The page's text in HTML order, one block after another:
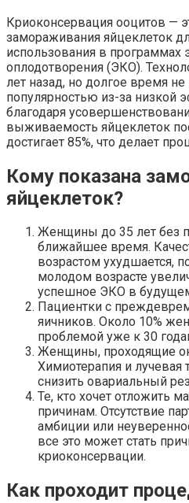
Криоконсервация ооцитов —
замораживания яйцеклеток
использования в программах
оплодотворения (ЭКО).
лет назад, но долгое время не
популярностью из-за низкой
благодаря
выживаемость яйцеклеток
достигает 85%, что делает
Кому показана
яйцеклеток?
Женщины до 35 лет без
ближайшее время.
возрастом ухудшается,
молодом возрасте
успешное ЭКО в
Пациентки с
яичников. Около 10%
проблемой уже к 30
Женщины, проходящие
Химиотерапия и лучевая
снизить овариальный
Те, кто хочет отложить
причинам. Отсутствие
амбиции или
все это может стать
криоконсервации.
Как проходит